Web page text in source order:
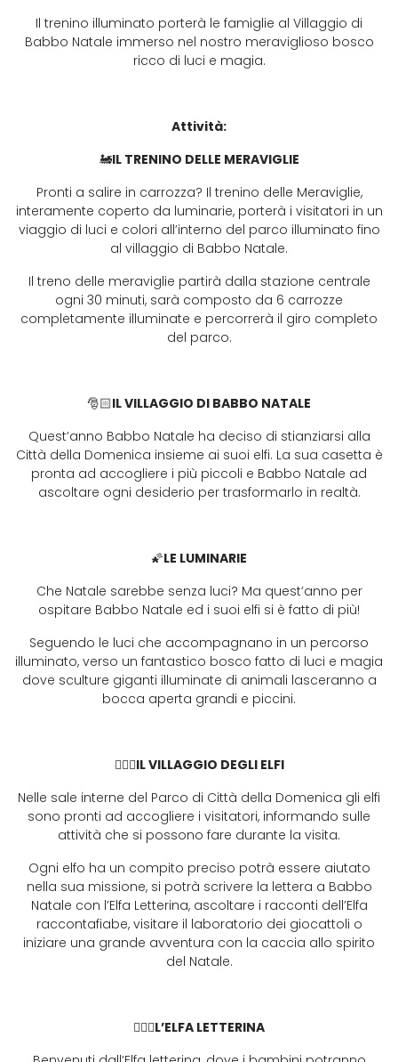
Il trenino illuminato porterà le famiglie al Villaggio di
Babbo Natale immerso nel nostro meraviglioso bosco
ricco di luci e magia.
Attività:
🚂IL TRENINO DELLE MERAVIGLIE
Pronti a salire in carrozza? Il trenino delle Meraviglie,
interamente coperto da luminarie, porterà i visitatori in un
viaggio di luci e colori all’interno del parco illuminato fino
al villaggio di Babbo Natale.
Il treno delle meraviglie partirà dalla stazione centrale
ogni 30 minuti, sarà composto da 6 carrozze
completamente illuminate e percorrerà il giro completo
del parco.
🎅🏻IL VILLAGGIO DI BABBO NATALE
Quest’anno Babbo Natale ha deciso di stianziarsi alla
Città della Domenica insieme ai suoi elfi. La sua casetta è
pronta ad accogliere i più piccoli e Babbo Natale ad
ascoltare ogni desiderio per trasformarlo in realtà.
🌠LE LUMINARIE
Che Natale sarebbe senza luci? Ma quest’anno per
ospitare Babbo Natale ed i suoi elfi si è fatto di più!
Seguendo le luci che accompagnano in un percorso
illuminato, verso un fantastico bosco fatto di luci e magia
dove sculture giganti illuminate di animali lasceranno a
bocca aperta grandi e piccini.
🧝🏼‍♂️IL VILLAGGIO DEGLI ELFI
Nelle sale interne del Parco di Città della Domenica gli elfi
sono pronti ad accogliere i visitatori, informando sulle
attività che si possono fare durante la visita.
Ogni elfo ha un compito preciso potrà essere aiutato
nella sua missione, si potrà scrivere la lettera a Babbo
Natale con l’Elfa Letterina, ascoltare i racconti dell’Elfa
raccontafiabe, visitare il laboratorio dei giocattoli o
iniziare una grande avventura con la caccia allo spirito
del Natale.
🧝🏼‍♀️L’ELFA LETTERINA